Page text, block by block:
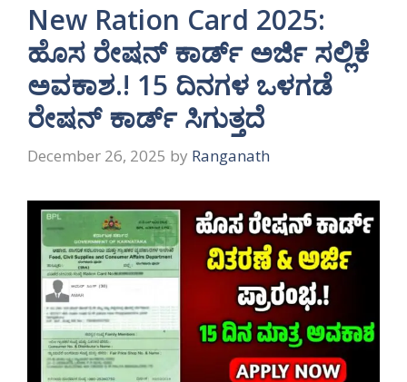
New Ration Card 2025:
ಹೊಸ ರೇಷನ್ ಕಾರ್ಡ್ ಅರ್ಜಿ ಸಲ್ಲಿಕೆ
ಅವಕಾಶ.! 15 ದಿನಗಳ ಒಳಗಡೆ
ರೇಷನ್ ಕಾರ್ಡ್ ಸಿಗುತ್ತದೆ
December 26, 2025 by Ranganath